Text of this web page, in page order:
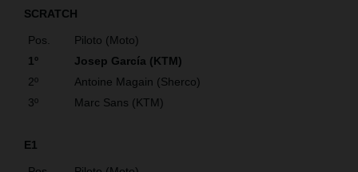
SCRATCH
Pos.
Piloto (Moto)
1º
Josep García (KTM)
2º
Antoine Magain (Sherco)
3º
Marc Sans (KTM)
E1